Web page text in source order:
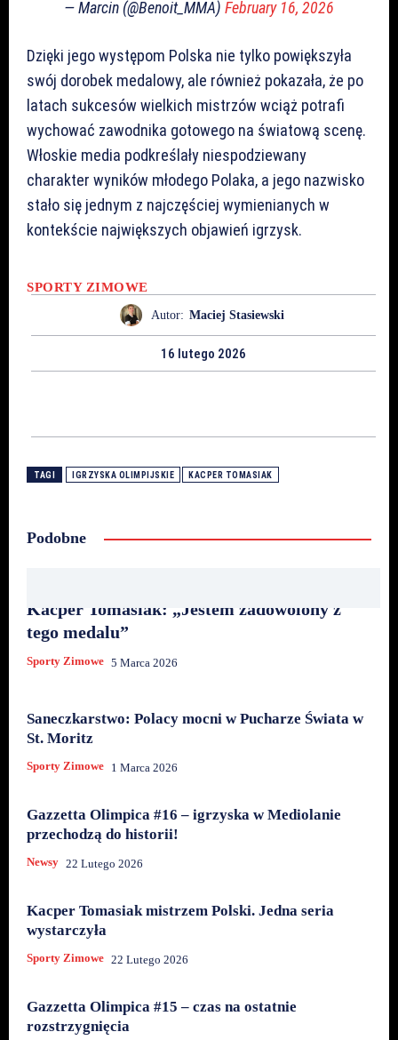
— Marcin (@Benoit_MMA) February 16, 2026
Dzięki jego występom Polska nie tylko powiększyła
swój dorobek medalowy, ale również pokazała, że po
latach sukcesów wielkich mistrzów wciąż potrafi
wychować zawodnika gotowego na światową scenę.
Włoskie media podkreślały niespodziewany
charakter wyników młodego Polaka, a jego nazwisko
stało się jednym z najczęściej wymienianych w
kontekście największych objawień igrzysk.
SPORTY ZIMOWE
Autor: Maciej Stasiewski
16 lutego 2026
TAGI IGRZYSKA OLIMPIJSKIE KACPER TOMASIAK
Podobne
Kacper Tomasiak: „Jestem zadowolony z
tego medalu”
Sporty Zimowe 5 Marca 2026
Saneczkarstwo: Polacy mocni w Pucharze Świata w
St. Moritz
Sporty Zimowe 1 Marca 2026
Gazzetta Olimpica #16 – igrzyska w Mediolanie
przechodzą do historii!
Newsy 22 Lutego 2026
Kacper Tomasiak mistrzem Polski. Jedna seria
wystarczyła
Sporty Zimowe 22 Lutego 2026
Gazzetta Olimpica #15 – czas na ostatnie
rozstrzygnięcia